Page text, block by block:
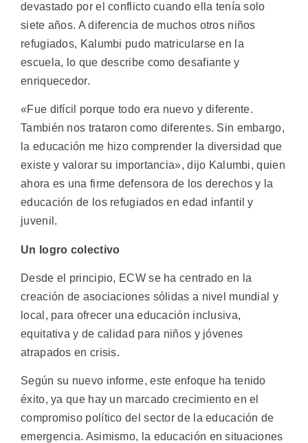
devastado por el conflicto cuando ella tenía solo
siete años. A diferencia de muchos otros niños
refugiados, Kalumbi pudo matricularse en la
escuela, lo que describe como desafiante y
enriquecedor.
«Fue difícil porque todo era nuevo y diferente.
También nos trataron como diferentes. Sin embargo,
la educación me hizo comprender la diversidad que
existe y valorar su importancia», dijo Kalumbi, quien
ahora es una firme defensora de los derechos y la
educación de los refugiados en edad infantil y
juvenil.
Un logro colectivo
Desde el principio, ECW se ha centrado en la
creación de asociaciones sólidas a nivel mundial y
local, para ofrecer una educación inclusiva,
equitativa y de calidad para niños y jóvenes
atrapados en crisis.
Según su nuevo informe, este enfoque ha tenido
éxito, ya que hay un marcado crecimiento en el
compromiso político del sector de la educación de
emergencia. Asimismo, la educación en situaciones